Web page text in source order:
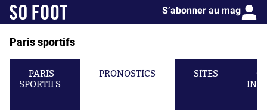
S’abonner au mag
Paris sportifs
PARIS
SPORTIFS
PRONOSTICS SITES